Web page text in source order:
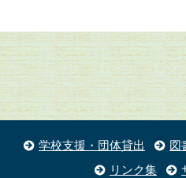
学校支援・団体貸出
図
リンク集